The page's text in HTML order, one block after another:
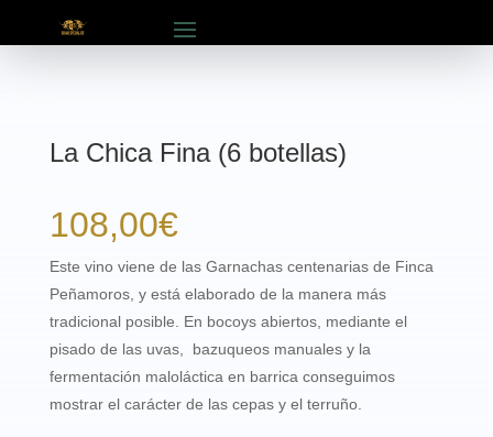
La Chica Fina (6 botellas)
108,00€
Este vino viene de las Garnachas centenarias de Finca
Peñamoros, y está elaborado de la manera más
tradicional posible. En bocoys abiertos, mediante el
pisado de las uvas, bazuqueos manuales y la
fermentación maloláctica en barrica conseguimos
mostrar el carácter de las cepas y el terruño.